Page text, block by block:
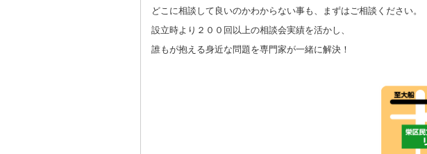
どこに相談して良いのかわからない事も、まずはご相談ください。
設立時より２００回以上の相談会実績を活かし、
誰もが抱える身近な問題を専門家が一緒に解決！